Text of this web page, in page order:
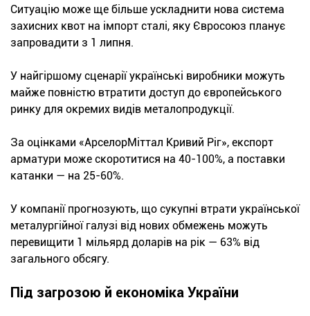
Ситуацію може ще більше ускладнити нова система
захисних квот на імпорт сталі, яку Євросоюз планує
запровадити з 1 липня.
У найгіршому сценарії українські виробники можуть
майже повністю втратити доступ до європейського
ринку для окремих видів металопродукції.
За оцінками «АрселорМіттал Кривий Ріг», експорт
арматури може скоротитися на 40-100%, а поставки
катанки — на 25-60%.
У компанії прогнозують, що сукупні втрати української
металургійної галузі від нових обмежень можуть
перевищити 1 мільярд доларів на рік — 63% від
загального обсягу.
Під загрозою й економіка України